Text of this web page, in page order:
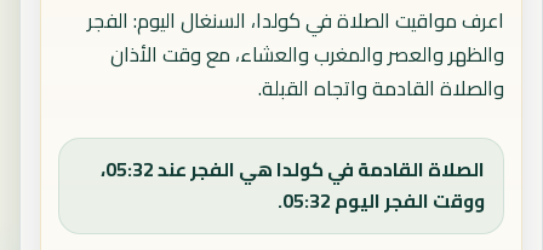
اعرف مواقيت الصلاة في كولدا، السنغال اليوم: الفجر
والظهر والعصر والمغرب والعشاء، مع وقت الأذان
والصلاة القادمة واتجاه القبلة.
الصلاة القادمة في كولدا هي الفجر عند 05:32،
ووقت الفجر اليوم 05:32.